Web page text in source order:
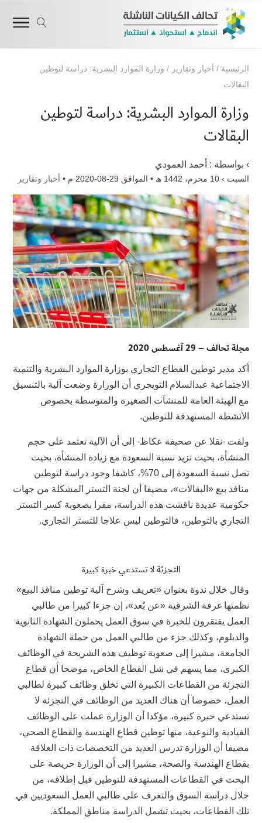
الرئيسية / أخبار وتقارير / وزارة الموارد البشرية: دراسة لتوطين
البقالات
وزارة الموارد البشرية: دراسة لتوطين
البقالات
› بواسطة : أحمد العمودي
السبت › 10 محرم، 1442 ھ • الموافق 29-08-2020 م • أخبار وتقارير
مجلة تحالف – 29 آغسطس 2020
أكد مدير توطين القطاع التجاري بوزارة الموارد البشرية والتنمية
الاجتماعية عبدالسلام التويجري أن الوزارة وضعت آلية بالتنسيق
مع الهيئة العامة للمنشآت الصغيرة والمتوسطة بخصوص
الأنشطة المستهدفة للتوطين.
ولفت -نقلا عن صحيفة عكاظ- إلى أن الآلية تعتمد على حجم
المنشأة، بحيث تزيد نسبة السعودة مع زيادة المنشأة، بحيث
تصل نسبة السعودة إلى 70%، كاشفا وجود دراسة لتوطين
منافذ بيع «البقالات»، مضيفا أن لجنة التستر المشكلة من جهات
حكومية عديدة ناقشت هذه الدراسة، مقرا بصعوبة كسر التستر
التجاري بالتوطين، فالتوطين ليس علاجا للتستر التجاري.
التجزئة لا تستدعي خبرة كبيرة
وقال خلال ندوة بعنوان «تعريف وشرح آلية توطين منافذ البيع»
نظمتها غرفة الشرقية «عن بُعد»، إن جزءا كبيرا من طالبي
العمل يفتقرون للخبرة في سوق العمل يحملون الشهادة الثانوية
والدبلوم، وكذلك جزء من طالبي العمل من حملة الشهادة
الجامعة، مشيرا إلى صعوبة توظيف هذه الشريحة في الوظائف
الكبرى، مما يسهم في شل القطاع الخاص، موضحا أن قطاع
التجزئة من القطاعات الكبيرة التي تخلق وظائف كبيرة لطالبي
العمل، خصوصا أن هناك العديد من الوظائف في التجزئة لا
تستدعي خبرة كبيرة، مؤكدا أن الوزارة عملت على الوظائف
القيادية والنوعية، منها توطين قطاع الهندسة والقطاع الصحي،
مضيفا أن الوزارة تدرس العديد من التخصصات ذات العلاقة
بقطاع الهندسة والصحة، مشيرا إلى أن الوزارة حريصة على
البحث في القطاعات المستهدفة للتوطين قبل إطلاقه، من
خلال دراسة السوق والتعرف على طالبي العمل السعوديين في
تلك القطاعات، بحيث تشمل الدراسة مناطق المملكة.